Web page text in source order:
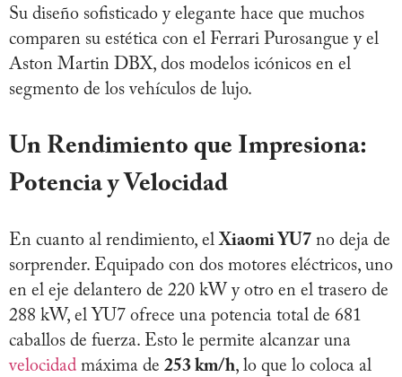
Su diseño sofisticado y elegante hace que muchos
comparen su estética con el Ferrari Purosangue y el
Aston Martin DBX, dos modelos icónicos en el
segmento de los vehículos de lujo.
Un Rendimiento que Impresiona:
Potencia y Velocidad
En cuanto al rendimiento, elXiaomi YU7 no deja de
sorprender. Equipado con dos motores eléctricos, uno
en el eje delantero de 220 kW y otro en el trasero de
288 kW, el YU7 ofrece una potencia total de 681
caballos de fuerza. Esto le permite alcanzar una
velocidad máxima de 253 km/h, lo que lo coloca al